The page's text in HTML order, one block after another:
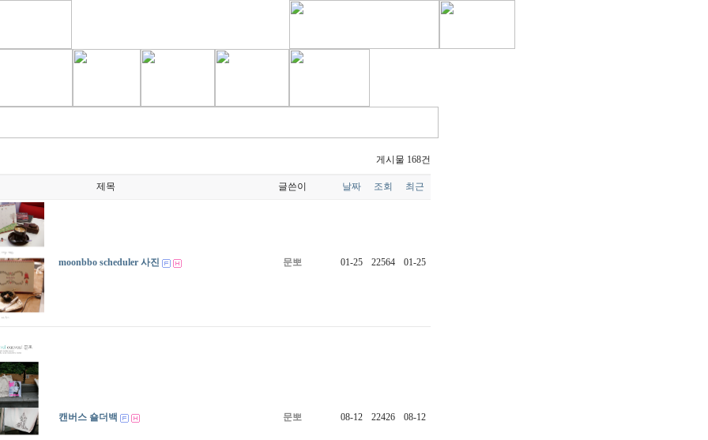
게시물 168건
제목 글쓴이 날짜 조회 최근
moonbbo scheduler 사진 문뽀 01-25 22564 01-25
캔버스 숄더백 문뽀 08-12 22426 08-12